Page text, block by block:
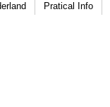
Pratical Info